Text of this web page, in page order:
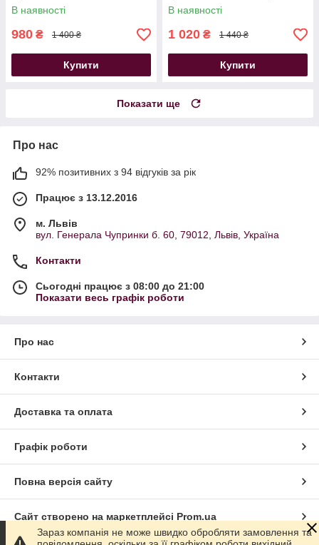
В наявності
980 ₴ 1 400 ₴
Купити
В наявності
1 020 ₴ 1 440 ₴
Купити
Показати ще
Про нас
92% позитивних з 94 відгуків за рік
Працює з 13.12.2016
м. Львів
вул. Генерала Чупринки б. 60, 79012, Львів, Україна
Контакти
Сьогодні працює з 08:00 до 21:00
Показати весь графік роботи
Про нас
Контакти
Доставка та оплата
Графік роботи
Повна версія сайту
Сайт створено на маркетплейсі Prom.ua
Зараз компанія не може швидко обробляти замовлення та